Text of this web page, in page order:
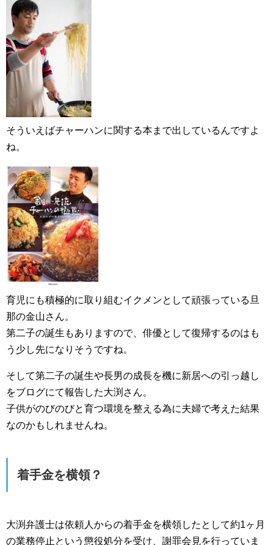
そういえばチャーハンに関する本まで出しているんですよ
ね。
育児にも積極的に取り組むイクメンとして頑張っている旦
那の金山さん。
第二子の誕生もありますので、俳優として復帰するのはも
う少し先になりそうですね。
そして第二子の誕生や長男の成長を機に新居への引っ越し
をブログにて報告した大渕さん。
子供がのびのびと育つ環境を整える為に夫婦で考えた結果
なのかもしれませんね。
着手金を横領？
大渕弁護士は依頼人からの着手金を横領したとして約1ヶ月
の業務停止という懲役処分を受け、謝罪会見を行っていま